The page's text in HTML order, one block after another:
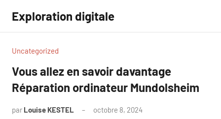
contenu
Exploration digitale
Uncategorized
Vous allez en savoir davantage
Réparation ordinateur Mundolsheim
par Louise KESTEL octobre 8, 2024